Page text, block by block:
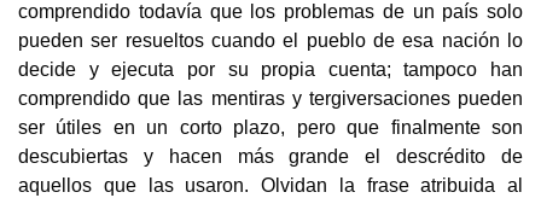
comprendido todavía que los problemas de un país solo
pueden ser resueltos cuando el pueblo de esa nación lo
decide y ejecuta por su propia cuenta; tampoco han
comprendido que las mentiras y tergiversaciones pueden
ser útiles en un corto plazo, pero que finalmente son
descubiertas y hacen más grande el descrédito de
aquellos que las usaron. Olvidan la frase atribuida al